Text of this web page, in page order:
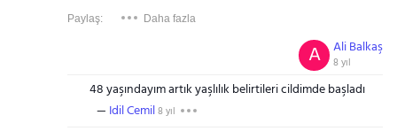
Paylaş: Daha fazla
Ali Balkaş
8 yıl
A
48 yaşındayım artık yaşlılık belirtileri cildimde başladı
Idil Cemil8 yıl